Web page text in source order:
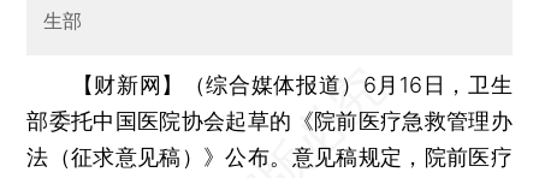
生部
【财新网】（综合媒体报道） 6月16日，卫生
部委托中国医院协会起草的《院前医疗急救管理办
法（征求意见稿）》公布。意见稿规定，院前医疗